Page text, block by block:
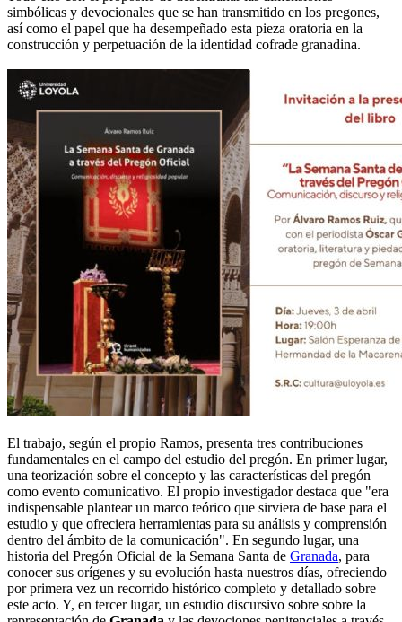
simbólicas y devocionales que se han transmitido en los pregones,
así como el papel que ha desempeñado esta pieza oratoria en la
construcción y perpetuación de la identidad cofrade granadina.
El trabajo, según el propio Ramos, presenta tres contribuciones
fundamentales en el campo del estudio del pregón. En primer lugar,
una teorización sobre el concepto y las características del pregón
como evento comunicativo. El propio investigador destaca que "era
indispensable plantear un marco teórico que sirviera de base para el
estudio y que ofreciera herramientas para su análisis y comprensión
dentro del ámbito de la comunicación". En segundo lugar, una
historia del Pregón Oficial de la Semana Santa de Granada, para
conocer sus orígenes y su evolución hasta nuestros días, ofreciendo
por primera vez un recorrido histórico completo y detallado sobre
este acto. Y, en tercer lugar, un estudio discursivo sobre sobre la